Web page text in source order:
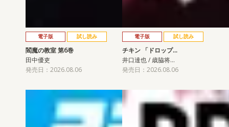
電子版 試し読み
閻魔の教室 第6巻
田中優吏
発売日：2026.08.06
電子版 試し読み
チキン 「ドロップ…
井口達也 / 歳脇将…
発売日：2026.08.06